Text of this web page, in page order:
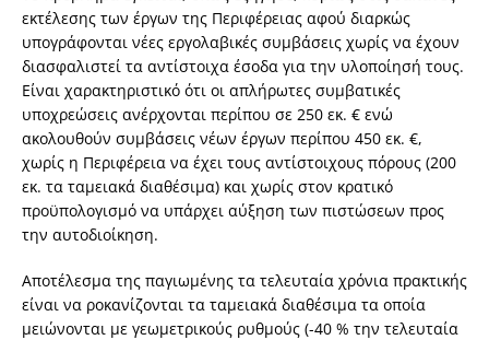
εκτέλεσης των έργων της Περιφέρειας αφού διαρκώς
υπογράφονται νέες εργολαβικές συμβάσεις χωρίς να έχουν
διασφαλιστεί τα αντίστοιχα έσοδα για την υλοποίησή τους.
Είναι χαρακτηριστικό ότι οι απλήρωτες συμβατικές
υποχρεώσεις ανέρχονται περίπου σε 250 εκ. € ενώ
ακολουθούν συμβάσεις νέων έργων περίπου 450 εκ. €,
χωρίς η Περιφέρεια να έχει τους αντίστοιχους πόρους (200
εκ. τα ταμειακά διαθέσιμα) και χωρίς στον κρατικό
προϋπολογισμό να υπάρχει αύξηση των πιστώσεων προς
την αυτοδιοίκηση.
Αποτέλεσμα της παγιωμένης τα τελευταία χρόνια πρακτικής
είναι να ροκανίζονται τα ταμειακά διαθέσιμα τα οποία
μειώνονται με γεωμετρικούς ρυθμούς (-40 % την τελευταία